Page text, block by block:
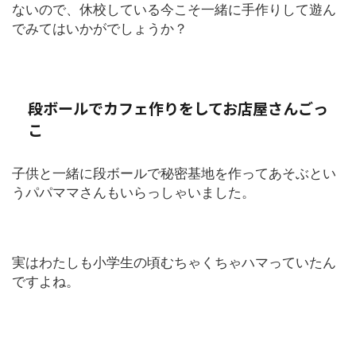
ないので、休校している今こそ一緒に手作りして遊ん
でみてはいかがでしょうか？
段ボールでカフェ作りをしてお店屋さんごっ
こ
子供と一緒に段ボールで秘密基地を作ってあそぶとい
うパパママさんもいらっしゃいました。
実はわたしも小学生の頃むちゃくちゃハマっていたん
ですよね。